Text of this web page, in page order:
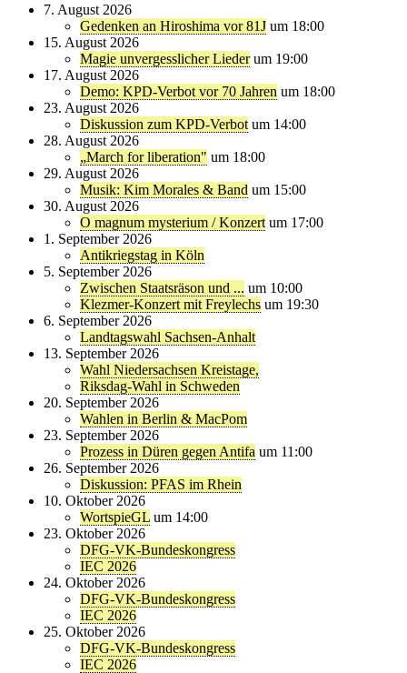
7. August 2026
Gedenken an Hiroshima vor 81J um 18:00
15. August 2026
Magie unvergesslicher Lieder um 19:00
17. August 2026
Demo: KPD-Verbot vor 70 Jahren um 18:00
23. August 2026
Diskussion zum KPD-Verbot um 14:00
28. August 2026
„March for liberation" um 18:00
29. August 2026
Musik: Kim Morales & Band um 15:00
30. August 2026
O magnum mysterium / Konzert um 17:00
1. September 2026
Antikriegstag in Köln
5. September 2026
Zwischen Staatsräson und ... um 10:00
Klezmer-Konzert mit Freylechs um 19:30
6. September 2026
Landtagswahl Sachsen-Anhalt
13. September 2026
Wahl Niedersachsen Kreistage,
Riksdag-Wahl in Schweden
20. September 2026
Wahlen in Berlin & MacPom
23. September 2026
Prozess in Düren gegen Antifa um 11:00
26. September 2026
Diskussion: PFAS im Rhein
10. Oktober 2026
WortspieGL um 14:00
23. Oktober 2026
DFG-VK-Bundeskongress
IEC 2026
24. Oktober 2026
DFG-VK-Bundeskongress
IEC 2026
25. Oktober 2026
DFG-VK-Bundeskongress
IEC 2026